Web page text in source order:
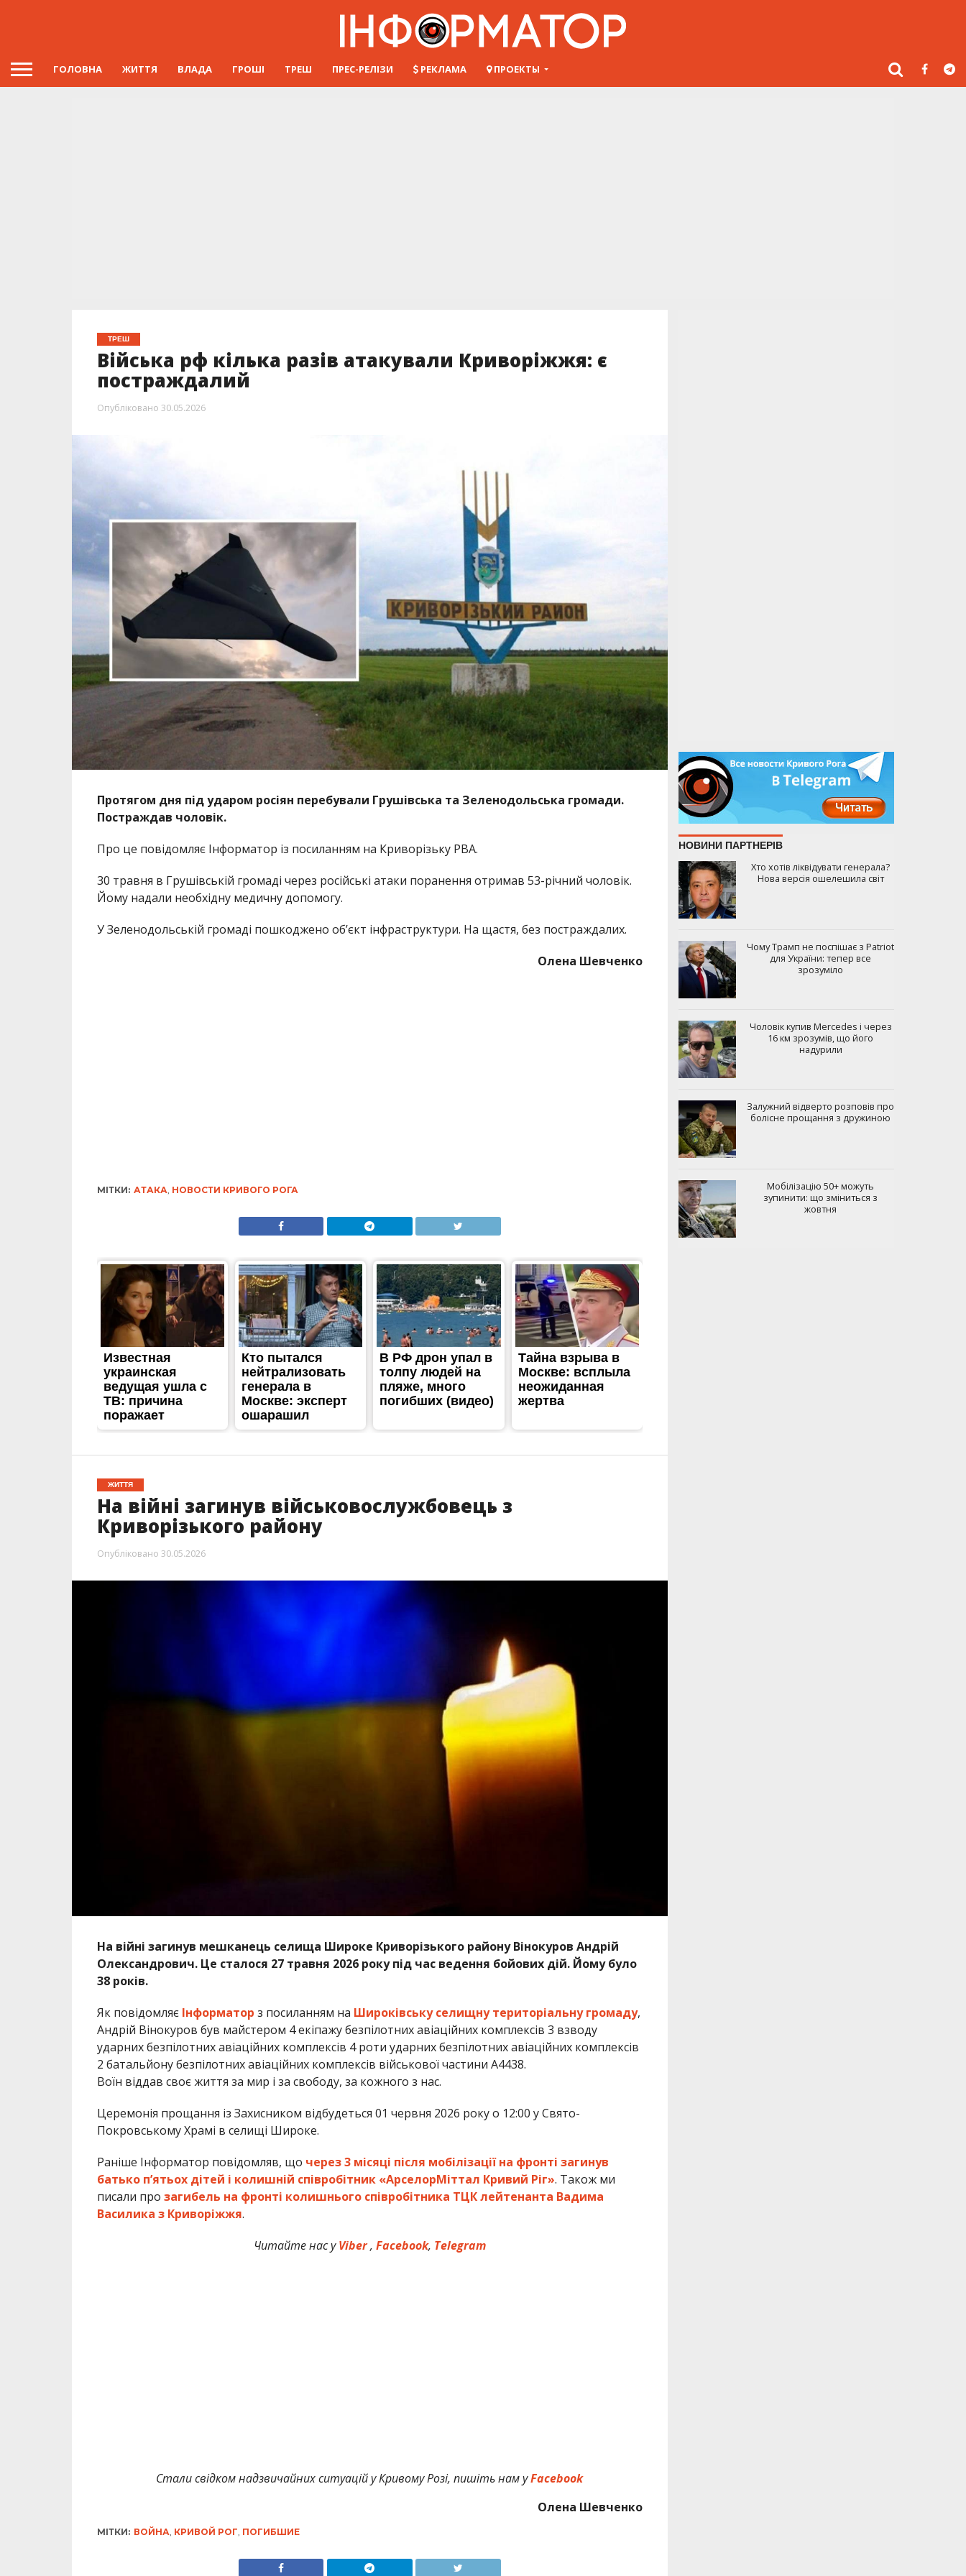
ГОЛОВНА ЖИТТЯ ВЛАДА ГРОШІ ТРЕШ ПРЕС-РЕЛІЗИ РЕКЛАМА ПРОЕКТЫ
ТРЕШ
Війська рф кілька разів атакували Криворіжжя: є
постраждалий
Опубліковано 30.05.2026
Протягом дня під ударом росіян перебували Грушівська та Зеленодольська громади.
Постраждав чоловік.
Про це повідомляє Інформатор із посиланням на Криворізьку РВА.
30 травня в Грушівській громаді через російські атаки поранення отримав 53-річний чоловік.
Йому надали необхідну медичну допомогу.
У Зеленодольській громаді пошкоджено об’єкт інфраструктури. На щастя, без постраждалих.
Олена Шевченко
МІТКИ: АТАКА, НОВОСТИ КРИВОГО РОГА
ЖИТТЯ
На війні загинув військовослужбовець з
Криворізького району
Опубліковано 30.05.2026
На війні загинув мешканець селища Широке Криворізького району Вінокуров Андрій
Олександрович. Це сталося 27 травня 2026 року під час ведення бойових дій. Йому було
38 років.
Як повідомляє Інформатор з посиланням на Широківську селищну територіальну громаду,
Андрій Вінокуров був майстером 4 екіпажу безпілотних авіаційних комплексів 3 взводу
ударних безпілотних авіаційних комплексів 4 роти ударних безпілотних авіаційних комплексів
2 батальйону безпілотних авіаційних комплексів військової частини А4438.
Воїн віддав своє життя за мир і за свободу, за кожного з нас.
Церемонія прощання із Захисником відбудеться 01 червня 2026 року о 12:00 у Свято-
Покровському Храмі в селищі Широке.
Раніше Інформатор повідомляв, що через 3 місяці після мобілізації на фронті загинув
батько п’ятьох дітей і колишній співробітник «АрселорМіттал Кривий Ріг». Також ми
писали про загибель на фронті колишнього співробітника ТЦК лейтенанта Вадима
Василика з Криворіжжя.
Читайте нас уViber, Facebook, Telegram
Стали свідком надзвичайних ситуацій у Кривому Розі, пишіть нам уFacebook
Олена Шевченко
МІТКИ: ВОЙНА КРИВОЙ РОГ ПОГИБШИЕ